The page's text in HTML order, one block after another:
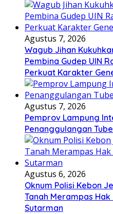
Agustus 7, 2026
Wagub Jihan
Pembina Gudep UIN
Perkuat Karakter
Agustus 7, 2026
Pemprov Lampung
Penanggulangan
Agustus 6, 2026
Oknum Polisi Kebon
Tanah Merampas
Sutarman